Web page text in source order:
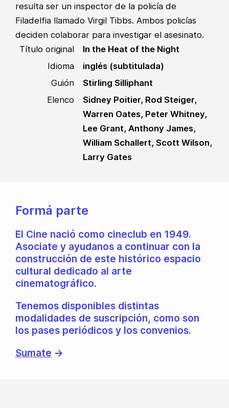
resulta ser un inspector de la policía de
Filadelfia llamado Virgil Tibbs. Ambos policías
deciden colaborar para investigar el asesinato.
Título original
In the Heat of the Night
Idioma
inglés (subtitulada)
Guión
Stirling Silliphant
Elenco
Sidney Poitier, Rod Steiger,
Warren Oates, Peter Whitney,
Lee Grant, Anthony James,
William Schallert, Scott Wilson,
Larry Gates
Formá parte
El Cine nació como cineclub en 1949.
Asociate y ayudanos a continuar con la
construcción de este histórico espacio
cultural dedicado al arte
cinematográfico.
Tenemos disponibles distintas
modalidades de suscripción, como son
los pases periódicos y los convenios.
Sumate →